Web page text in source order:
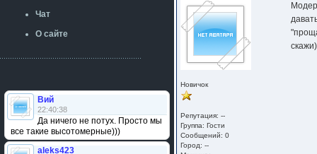
Чат
О сайте
Вий
22:40:38
Да ничего не потух. Просто мы
все такие высотомерные)))
aleks423
Новичок
Репутация: --
Группа:Гости
Сообщений: 0
Город: --